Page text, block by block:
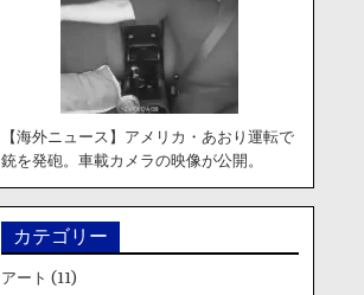
【海外ニュース】アメリカ・あおり運転で
銃を発砲。車載カメラの映像が公開。
カテゴリー
アート (11)